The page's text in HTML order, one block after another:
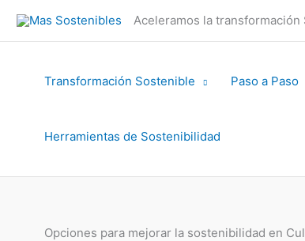
contenido
Aceleramos la transformación
Transformación Sostenible Paso a Paso
Herramientas de Sostenibilidad
Opciones para mejorar la sostenibilidad en